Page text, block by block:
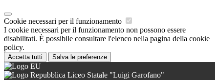
Cookie necessari per il funzionamento
I cookie necessari per il funzionamento non possono essere
disabilitati. È possibile consultare l'elenco nella pagina della cookie
policy.
Accetta tutti Salva le preferenze
Liceo Statale "Luigi Garofano"